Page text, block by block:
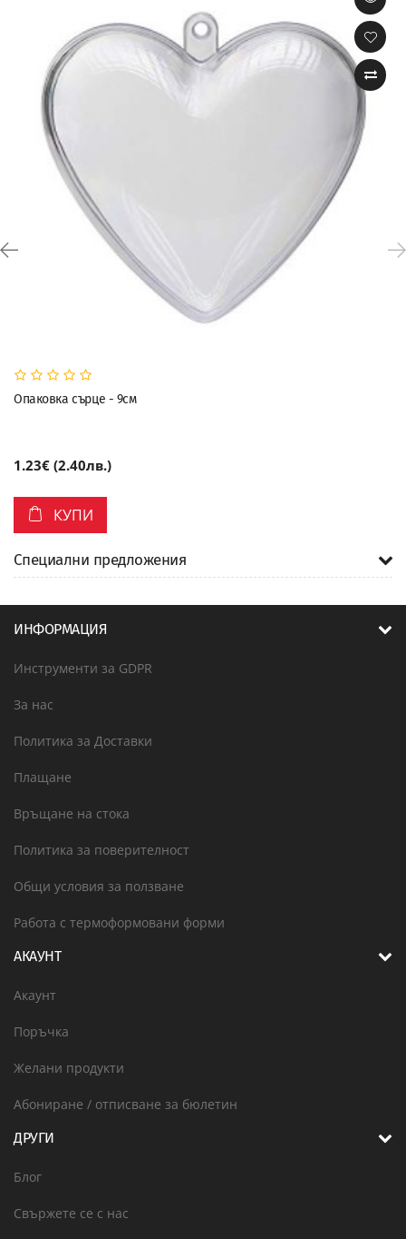
Опаковка сърце - 9см
1.23€ (2.40лв.)
КУПИ
Специални предложения
ИНФОРМАЦИЯ
Инструменти за GDPR
За нас
Политика за Доставки
Плащане
Връщане на стока
Политика за поверителност
Общи условия за ползване
Работа с термоформовани форми
АКАУНТ
Акаунт
Поръчка
Желани продукти
Абониране / отписване за бюлетин
ДРУГИ
Блог
Свържете се с нас